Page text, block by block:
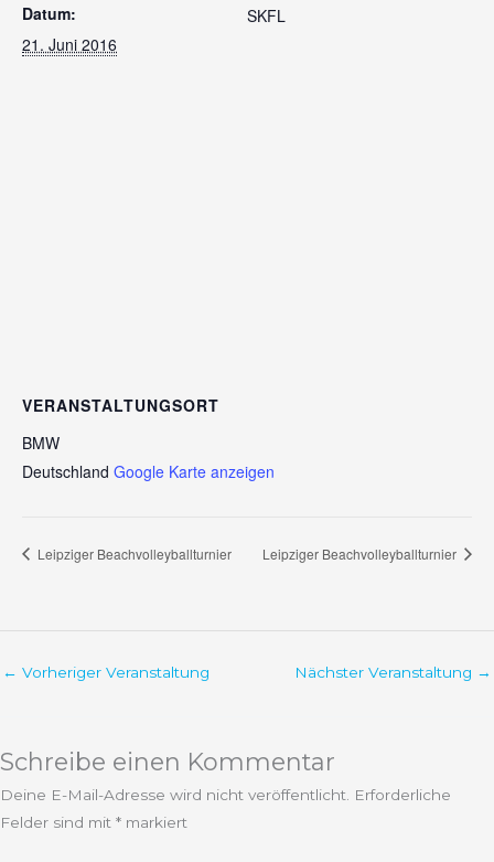
Datum:
21. Juni 2016
SKFL
VERANSTALTUNGSORT
BMW
Deutschland Google Karte anzeigen
Leipziger Beachvolleyballturnier Leipziger Beachvolleyballturnier
← Vorheriger Veranstaltung Nächster Veranstaltung →
Schreibe einen Kommentar
Deine E-Mail-Adresse wird nicht veröffentlicht.
Erforderliche
Felder sind mit * markiert